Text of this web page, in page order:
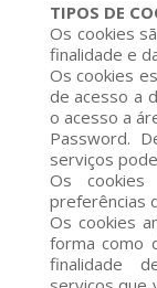
TIPOS DE
Os cookies
finalidade e
Os cookies
de acesso a
o acesso a
Password.
serviços
Os cookies
preferências
Os cookies
forma como
finalidade